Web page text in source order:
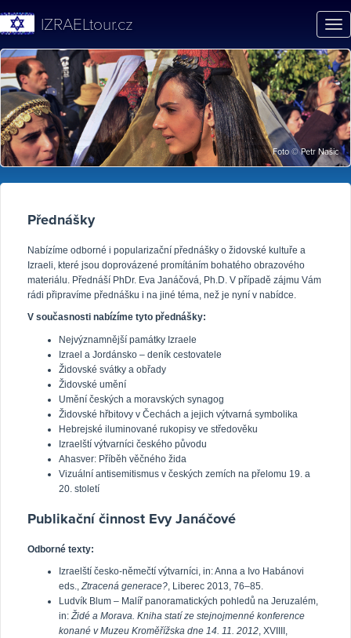
IZRAELtour.cz
Přednášky
Nabízíme odborné i popularizační přednášky o židovské kultuře a
Izraeli, které jsou doprovázené promítáním bohatého obrazového
materiálu. Přednáší PhDr. Eva Janáčová, Ph.D. V případě zájmu Vám
rádi připravíme přednášku i na jiné téma, než je nyní v nabídce.
V současnosti nabízíme tyto přednášky:
Nejvýznamnější památky Izraele
Izrael a Jordánsko – deník cestovatele
Židovské svátky a obřady
Židovské umění
Umění českých a moravských synagog
Židovské hřbitovy v Čechách a jejich výtvarná symbolika
Hebrejské iluminované rukopisy ve středověku
Izraelští výtvarníci českého původu
Ahasver: Příběh věčného žida
Vizuální antisemitismus v českých zemích na přelomu 19. a
20. století
Publikační činnost Evy Janáčové
Odborné texty:
Izraelští česko-němečtí výtvarníci, in: Anna a Ivo Habánovi
eds.,Ztracená generace?, Liberec 2013, 76–85.
Ludvík Blum – Malíř panoramatických pohledů na Jeruzalém,
in:Židé a Morava. Kniha statí ze stejnojmenné konference
konané v Muzeu Kroměřížska dne 14. 11. 2012, XVIIII,